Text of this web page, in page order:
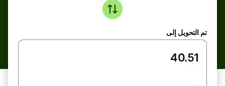
تم التحويل إلى